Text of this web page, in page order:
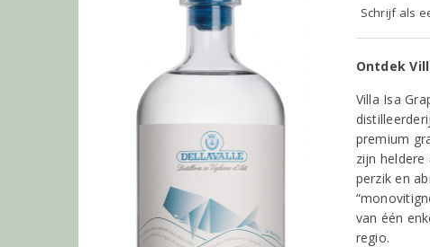
Schrijf als
Ontdek
Villa Isa
premium
zijn
perzik en
van één
regio.